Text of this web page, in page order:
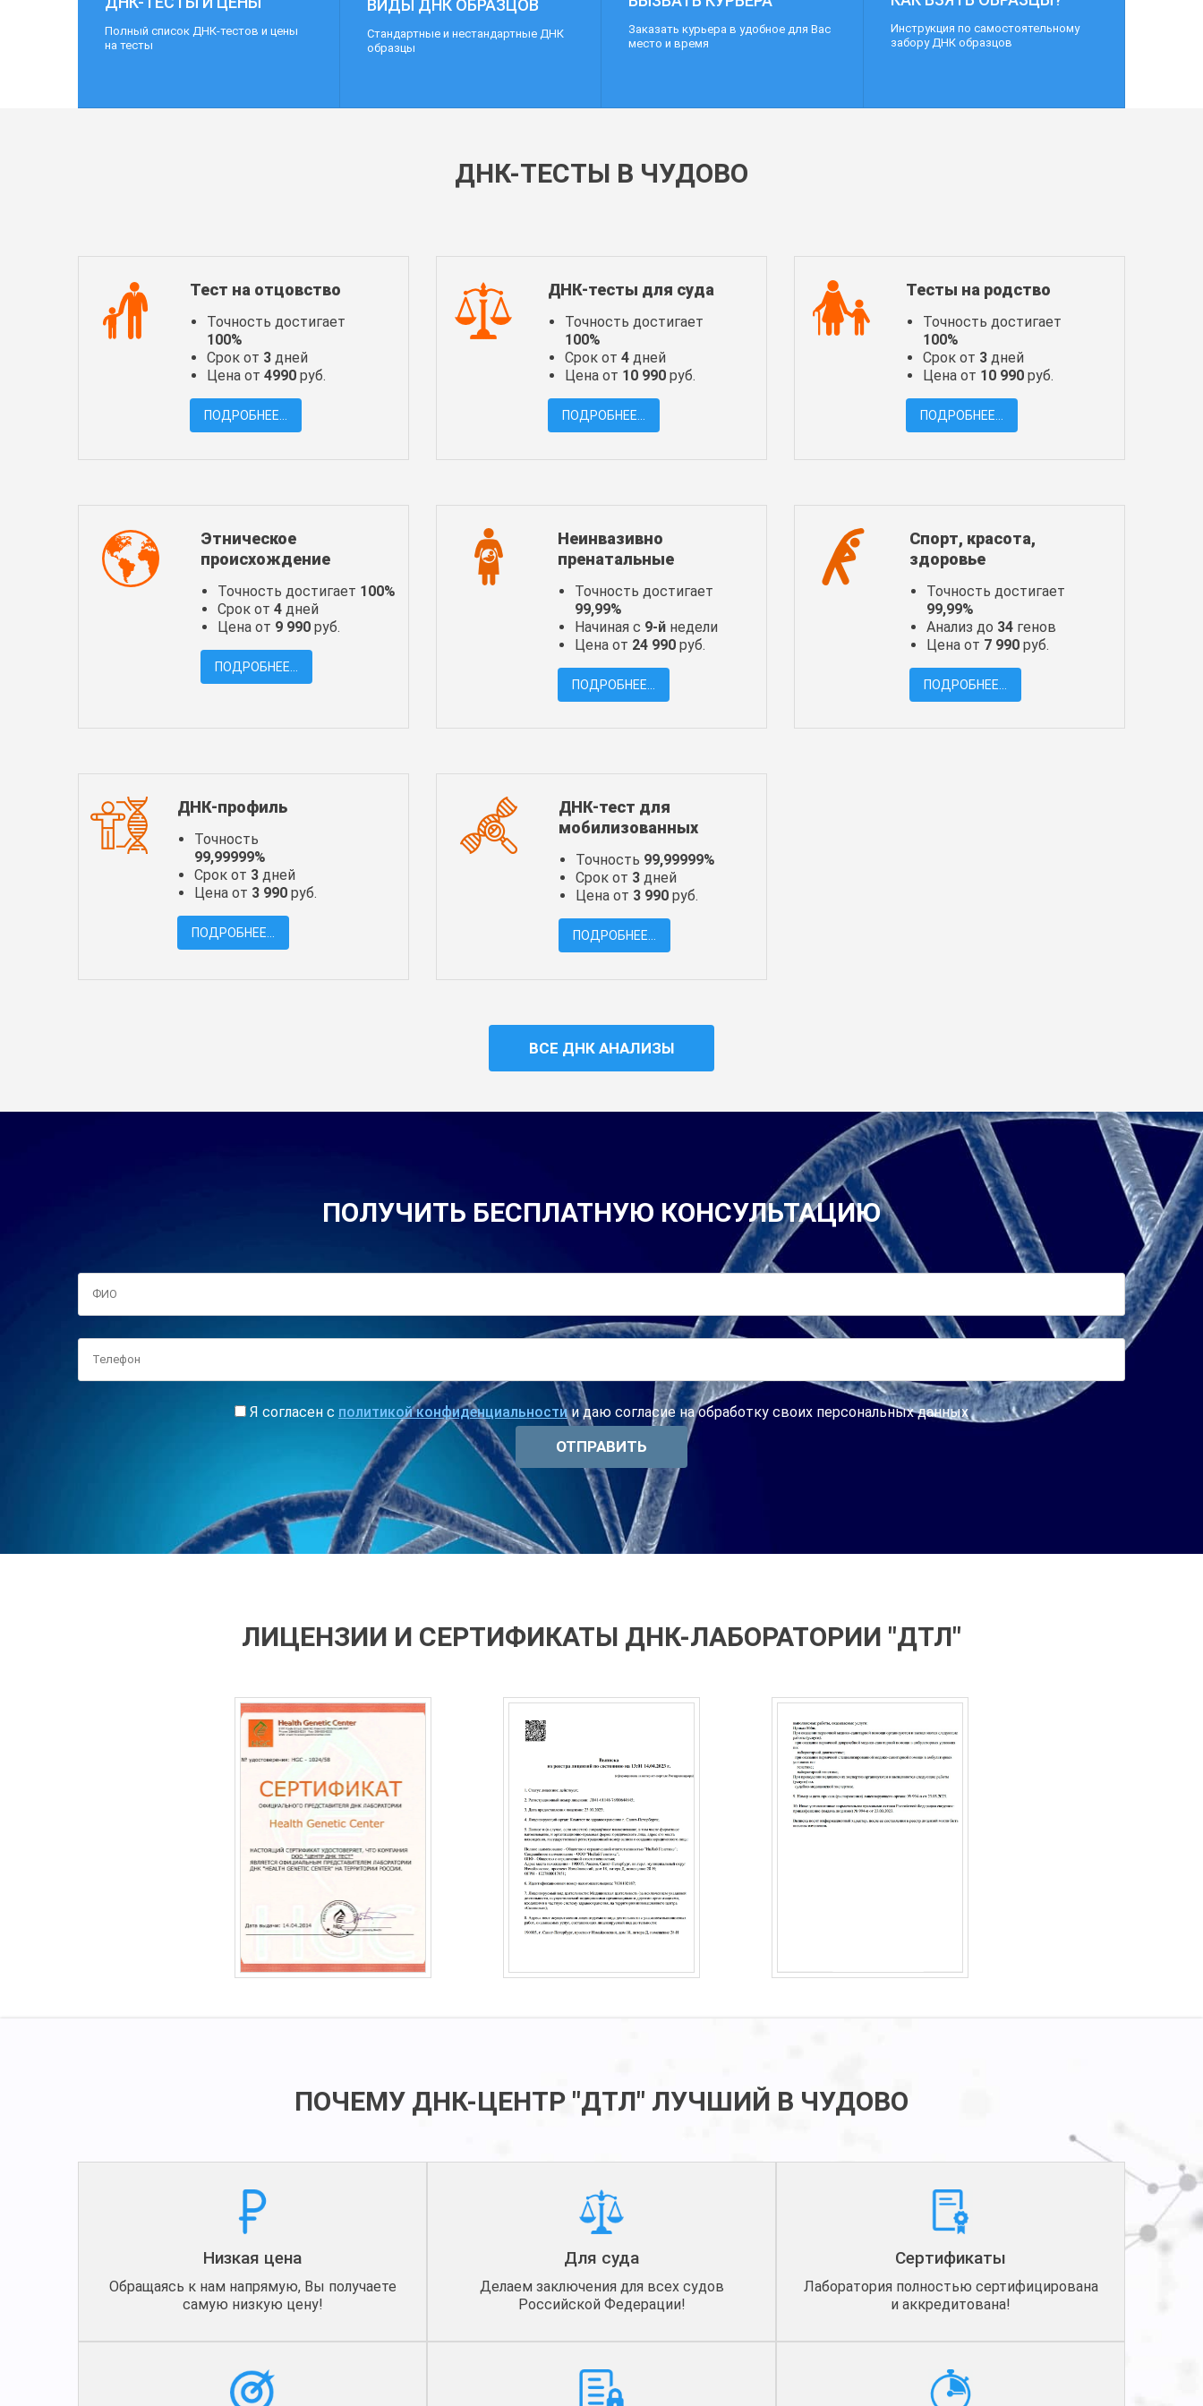
Полный список ДНК-тестов и цены
на тесты
ВИДЫ ДНК ОБРАЗЦОВ
Стандартные и нестандартные ДНК
образцы
Заказать курьера в удобное для Вас
место и время
Инструкция по самостоятельному
забору ДНК образцов
ДНК-ТЕСТЫ В ЧУДОВО
Тест на отцовство
Точность достигает
100%
Срок от 3 дней
Цена от 4990 руб.
ПОДРОБНЕЕ...
ДНК-тесты для суда
Точность достигает
100%
Срок от 4 дней
Цена от 10 990 руб.
ПОДРОБНЕЕ...
Тесты на родство
Точность достигает
100%
Срок от 3 дней
Цена от 10 990 руб.
ПОДРОБНЕЕ...
Этническое
происхождение
Точность достигает 100%
Срок от 4 дней
Цена от 9 990 руб.
ПОДРОБНЕЕ...
Неинвазивно
пренатальные
Точность достигает
99,99%
Начиная с 9-й недели
Цена от 24 990 руб.
ПОДРОБНЕЕ...
Спорт, красота,
здоровье
Точность достигает
99,99%
Анализ до 34 генов
Цена от 7 990 руб.
ПОДРОБНЕЕ...
ДНК-профиль
Точность
99,99999%
Срок от 3дней
Цена от 3 990руб.
ПОДРОБНЕЕ...
ДНК-тест для
мобилизованных
Точность 99,99999%
Срок от 3 дней
Цена от 3 990 руб.
ПОДРОБНЕЕ...
ВСЕ ДНК АНАЛИЗЫ
ПОЛУЧИТЬ БЕСПЛАТНУЮ КОНСУЛЬТАЦИЮ
Я согласен с политикой конфиденциальностии даю согласие на обработку своих персональных данных
ЛИЦЕНЗИИ И СЕРТИФИКАТЫ ДНК-ЛАБОРАТОРИИ "ДТЛ"
ПОЧЕМУ ДНК-ЦЕНТР "ДТЛ" ЛУЧШИЙ В ЧУДОВО
Низкая цена
Обращаясь к нам напрямую, Вы получаете
самую низкую цену!
Для суда
Делаем заключения для всех судов
Российской Федерации!
Сертификаты
Лаборатория полностью сертифицирована
и аккредитована!